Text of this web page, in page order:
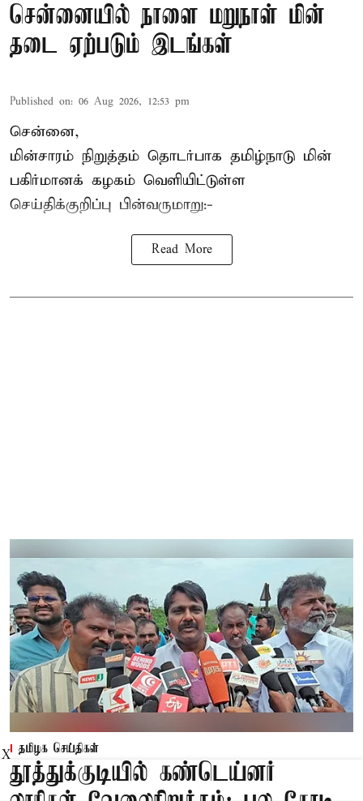
சென்னையில் நாளை மறுநாள் மின்
தடை ஏற்படும் இடங்கள்
Published on: 06 Aug 2026, 12:53 pm
சென்னை,
மின்சாரம் நிறுத்தம் தொடர்பாக தமிழ்நாடு மின்
பகிர்மானக் கழகம் வெளியிட்டுள்ள
செய்திக்குறிப்பு பின்வருமாறு:-
Read More
தமிழக செய்திகள்
தூத்துக்குடியில் கண்டெய்னர்
X